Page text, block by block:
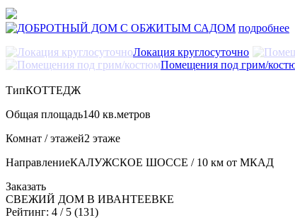
подробнее
Локация круглосуточно
Помещения под грим/
ТипКОТТЕДЖ
Общая площадь140 кв.метров
Комнат / этажей2 этаже
НаправлениеКАЛУЖСКОЕ ШОССЕ / 10 км от МКАД
Заказать
СВЕЖИЙ ДОМ В ИВАНТЕЕВКЕ
Рейтинг: 4 / 5 (131)